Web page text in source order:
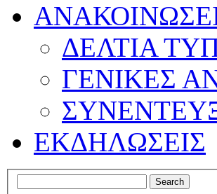
ΔΕΛΤΙΑ
ΓΕΝΙΚΕΣ
ΕΚΔΗΛΩΣΕΙΣ